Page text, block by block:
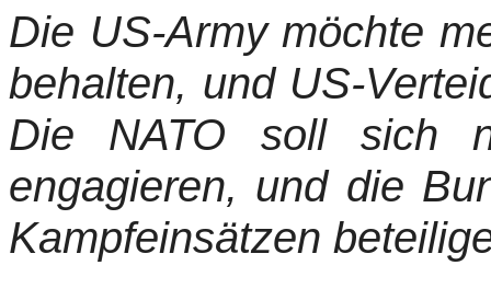
Die US-Army möchte
behalten, und US-
Die NATO soll sich
engagieren, und die
Kampfeinsätzen